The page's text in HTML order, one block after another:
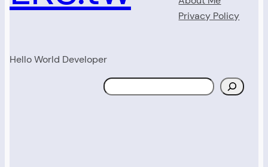
Hello World Developer
Privacy Policy
Search